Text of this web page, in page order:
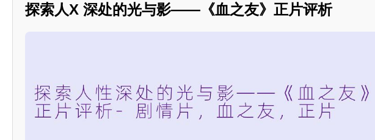
探索人X 深处的光与影——《血之友》正片评析